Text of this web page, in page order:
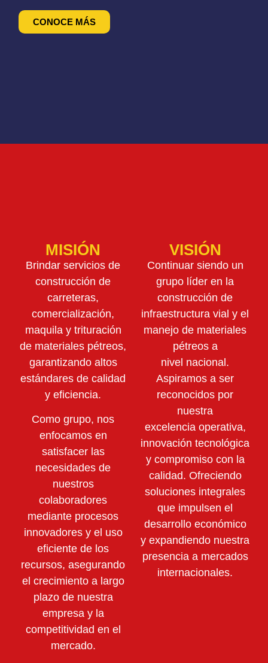
CONOCE MÁS
MISIÓN
Brindar servicios de
construcción de
carreteras,
comercialización,
maquila y trituración
de materiales pétreos,
garantizando altos
estándares de calidad
y eficiencia.
Como grupo, nos
enfocamos en
satisfacer las
necesidades de
nuestros
colaboradores
mediante procesos
innovadores y el uso
eficiente de los
recursos, asegurando
el crecimiento a largo
plazo de nuestra
empresa y la
competitividad en el
mercado.
VISIÓN
Continuar siendo un
grupo líder en la
construcción de
infraestructura vial y el
manejo de materiales
pétreos a
nivel nacional.
Aspiramos a ser
reconocidos por
nuestra
excelencia operativa,
innovación tecnológica
y compromiso con la
calidad. Ofreciendo
soluciones integrales
que impulsen el
desarrollo económico
y expandiendo nuestra
presencia a mercados
internacionales.